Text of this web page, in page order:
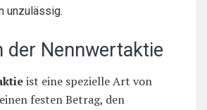
unzulässig.
der Nennwertaktie
ist eine spezielle Art von
festen Betrag, den